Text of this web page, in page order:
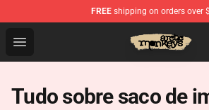
FREE shipping on orders over
Open menu
Arctic Monkeys Store - Official
Tudo sobre saco de